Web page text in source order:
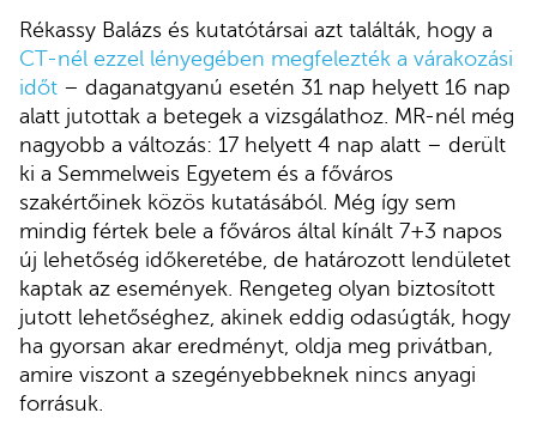
Rékassy Balázs és kutatótársai azt találták, hogy a
CT-nél ezzel lényegében megfelezték a várakozási
időt – daganatgyanú esetén 31 nap helyett 16 nap
alatt jutottak a betegek a vizsgálathoz. MR-nél még
nagyobb a változás: 17 helyett 4 nap alatt – derült
ki a Semmelweis Egyetem és a főváros
szakértőinek közös kutatásából. Még így sem
mindig fértek bele a főváros által kínált 7+3 napos
új lehetőség időkeretébe, de határozott lendületet
kaptak az események. Rengeteg olyan biztosított
jutott lehetőséghez, akinek eddig odasúgták, hogy
ha gyorsan akar eredményt, oldja meg privátban,
amire viszont a szegényebbeknek nincs anyagi
forrásuk.